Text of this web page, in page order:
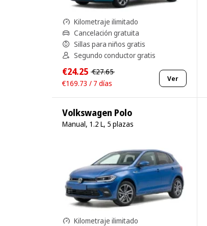
Kilometraje ilimitado
Cancelación gratuita
Sillas para niños gratis
Segundo conductor gratis
€24.25 €27.65
€169.73 / 7 días
Ver
Volkswagen Polo
Manual, 1.2 L, 5 plazas
Kilometraje ilimitado